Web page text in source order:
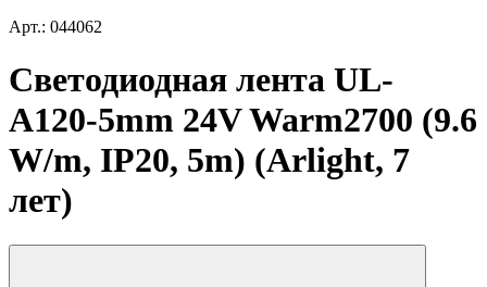
Арт.: 044062
Светодиодная лента UL-
A120-5mm 24V Warm2700 (9.6
W/m, IP20, 5m) (Arlight, 7
лет)